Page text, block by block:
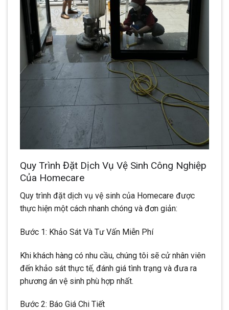
Quy Trình Đặt Dịch Vụ Vệ Sinh Công Nghiệp
Của Homecare
Quy trình đặt dịch vụ vệ sinh của Homecare được
thực hiện một cách nhanh chóng và đơn giản:
Bước 1: Khảo Sát Và Tư Vấn Miễn Phí
Khi khách hàng có nhu cầu, chúng tôi sẽ cử nhân viên
đến khảo sát thực tế, đánh giá tình trạng và đưa ra
phương án vệ sinh phù hợp nhất.
Bước 2: Báo Giá Chi Tiết